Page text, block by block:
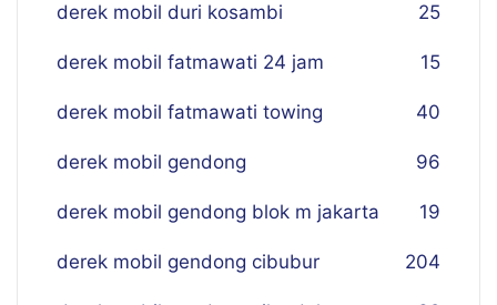
derek mobil duri kosambi 25
derek mobil fatmawati 24 jam 15
derek mobil fatmawati towing 40
derek mobil gendong 96
derek mobil gendong blok m jakarta 19
derek mobil gendong cibubur 204